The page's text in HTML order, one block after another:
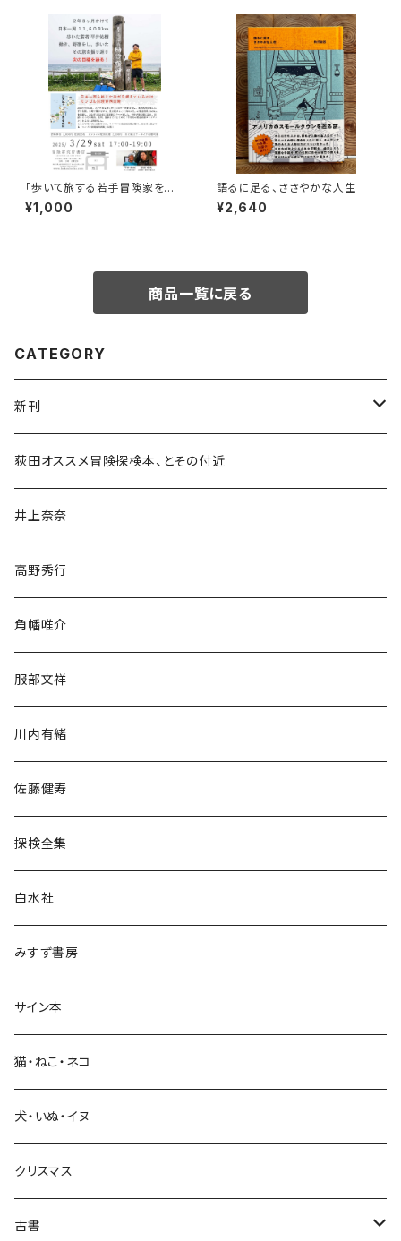
「歩いて旅する若手冒険家を青
田買い！平井佑樹 × 荻田泰永」
録画視聴権
¥1,000
語るに足る、ささやかな人生
¥2,640
商品一覧に戻る
CATEGORY
新刊
和書
文学・小説・物語
随筆・ノンフィクション・その他
民族・風習
言語・ことば
生活・暮らし
芸術・絵画・写真
絵本・児童書
荻田オススメ冒険探検本、とその付近
井上奈奈
高野秀行
角幡唯介
服部文祥
川内有緒
佐藤健寿
探検全集
白水社
みすず書房
サイン本
猫・ねこ・ネコ
犬・いぬ・イヌ
クリスマス
古書